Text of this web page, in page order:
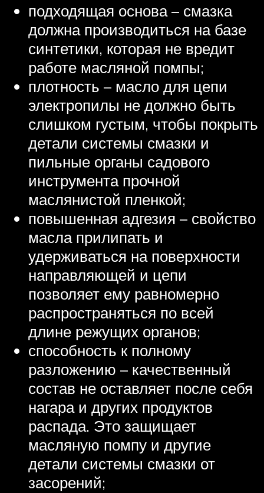
подходящая основа – смазка
должна производиться на базе
синтетики, которая не вредит
работе масляной помпы;
плотность – масло для цепи
электропилы не должно быть
слишком густым, чтобы покрыть
детали системы смазки и
пильные органы садового
инструмента прочной
маслянистой пленкой;
повышенная адгезия – свойство
масла прилипать и
удерживаться на поверхности
направляющей и цепи
позволяет ему равномерно
распространяться по всей
длине режущих органов;
способность к полному
разложению – качественный
состав не оставляет после себя
нагара и других продуктов
распада. Это защищает
масляную помпу и другие
детали системы смазки от
засорений;